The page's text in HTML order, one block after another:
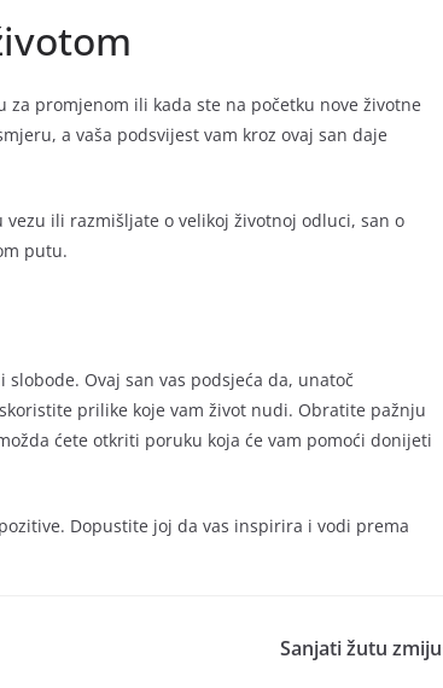
promjenom ili kada ste na početku nove životne
a vaša podsvijest vam kroz ovaj san daje
ili razmišljate o velikoj životnoj odluci, san o
putu.
Ovaj san vas podsjeća da, unatoč
prilike koje vam život nudi. Obratite pažnju
ćete otkriti poruku koja će vam pomoći donijeti
Dopustite joj da vas inspirira i vodi prema
Sanjati žutu zmiju